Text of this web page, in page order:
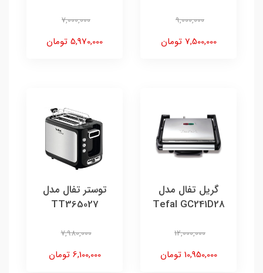
9,000,000
7,500,000 تومان
7,000,000
5,970,000 تومان
گریل تفال مدل
Tefal GC241D28
12,000,000
10,950,000 تومان
توستر تفال مدل
TT365027
7,980,000
6,100,000 تومان